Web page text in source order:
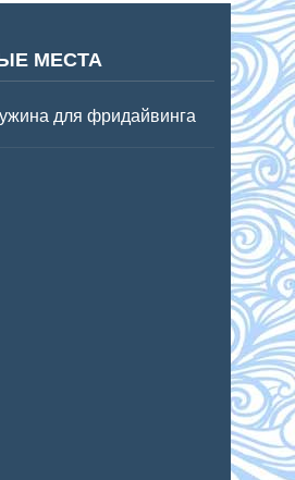
МЕСТА
для фридайвинга